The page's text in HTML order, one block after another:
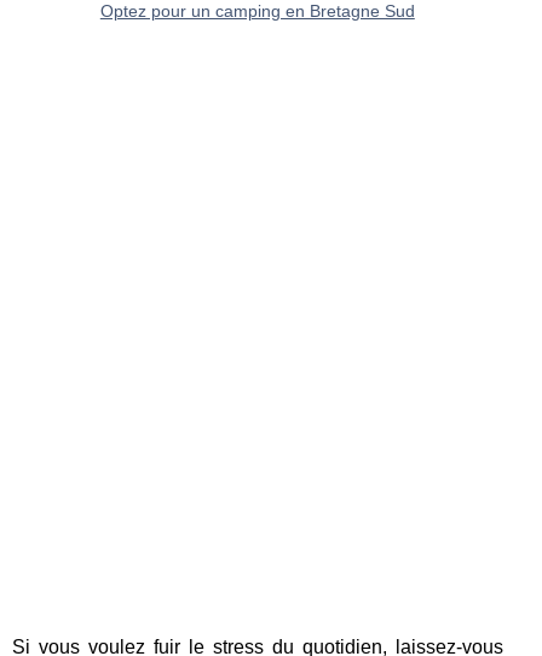
Optez pour un camping en Bretagne Sud
Si vous voulez fuir le stress du quotidien, laissez-vous